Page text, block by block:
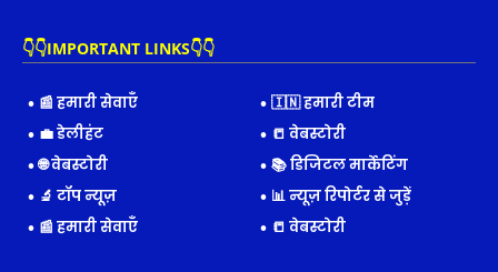
👇👇IMPORTANT LINKS👇👇
📰 हमारी सेवाएँ
🇮🇳 हमारी टीम
💼 डेलीहंट
📒 वेबस्टोरी
🌐 वेबस्टोरी
📚 डिजिटल मार्केटिंग
🔬 टॉप न्यूज़
📊 न्यूज़ रिपोर्टर से जुड़ें
📰 हमारी सेवाएँ
📒 वेबस्टोरी